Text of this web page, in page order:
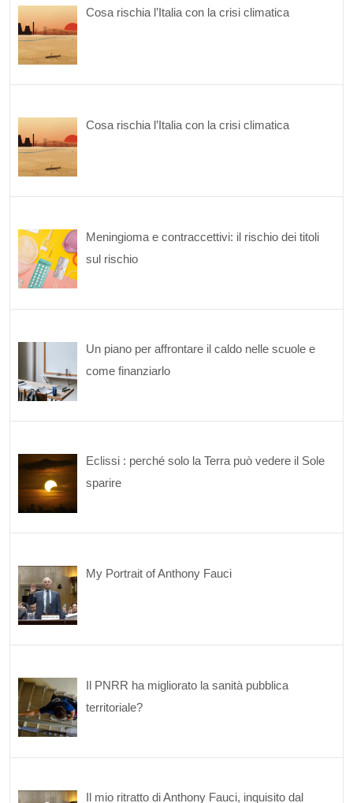
Cosa rischia l’Italia con la crisi climatica
Cosa rischia l’Italia con la crisi climatica
Meningioma e contraccettivi: il rischio dei titoli
sul rischio
Un piano per affrontare il caldo nelle scuole e
come finanziarlo
Eclissi : perché solo la Terra può vedere il Sole
sparire
My Portrait of Anthony Fauci
Il PNRR ha migliorato la sanità pubblica
territoriale?
Il mio ritratto di Anthony Fauci, inquisito dal